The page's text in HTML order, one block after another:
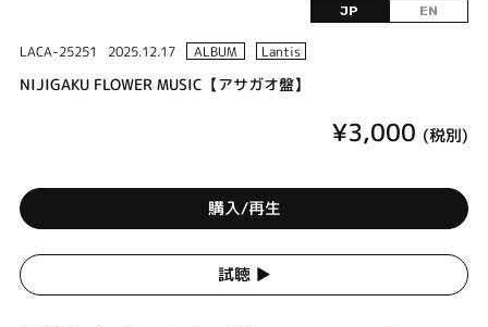
JP EN
LACA-25251 2025.12.17 ALBUM Lantis
NIJIGAKU FLOWER MUSIC【アサガオ盤】
¥3,000 (税別)
購入/再生
試聴 ▶︎